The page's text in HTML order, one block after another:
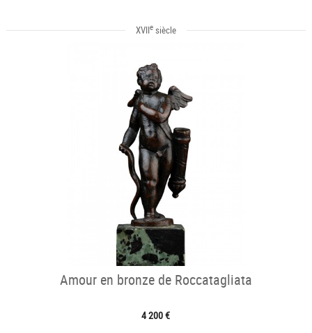
XVIIesiècle
Amour en bronze de Roccatagliata
4 200 €